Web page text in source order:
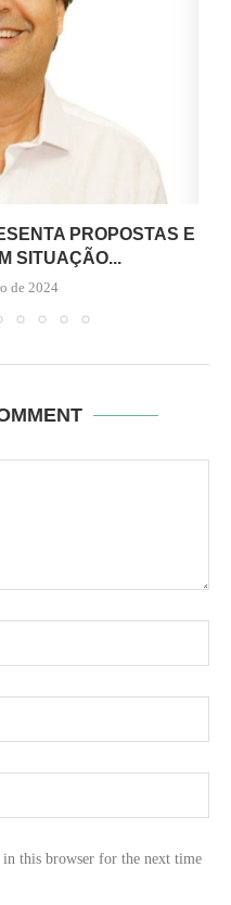
PROPOSTAS E
SITUAÇÃO...
de 2024
in this browser for the next time